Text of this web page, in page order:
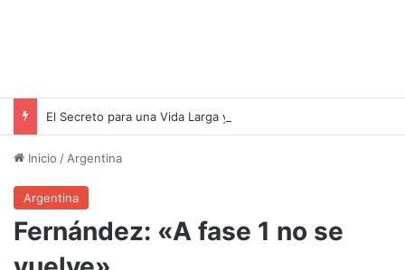
Inicio / Argentina
Argentina
Fernández: «A fase 1 no se